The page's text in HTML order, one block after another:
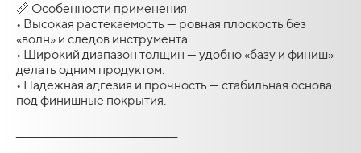
📏 Особенности применения
• Высокая растекаемость — ровная плоскость без
«волн» и следов инструмента.
• Широкий диапазон толщин — удобно «базу и финиш»
делать одним продуктом.
• Надёжная адгезия и прочность — стабильная основа
под финишные покрытия.